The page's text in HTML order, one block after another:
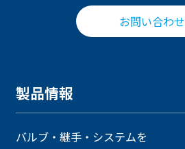
お問い合わせ
製品情報
バルブ・継手・システムを